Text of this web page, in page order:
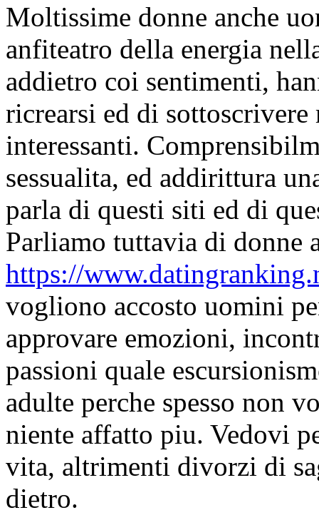
Moltissime donne anche
anfiteatro della energia
addietro coi sentimenti,
ricrearsi ed di
interessanti.
sessualita, ed addirittura
parla di questi siti ed di
Parliamo tuttavia di donne
https://
vogliono accosto uomini
approvare emozioni,
passioni quale
adulte perche spesso non
niente affatto piu. Vedovi
vita, altrimenti divorzi di
dietro.